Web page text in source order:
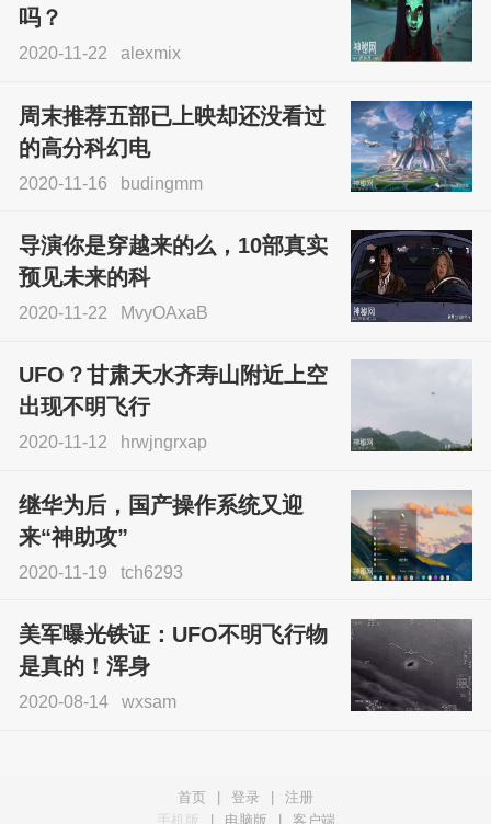
吗？
2020-11-22 alexmix
周末推荐五部已上映却还没看过
的高分科幻电
2020-11-16 budingmm
导演你是穿越来的么，10部真实
预见未来的科
2020-11-22 MvyOAxaB
UFO？甘肃天水齐寿山附近上空
出现不明飞行
2020-11-12 hrwjngrxap
继华为后，国产操作系统又迎
来“神助攻”
2020-11-19 tch6293
美军曝光铁证：UFO不明飞行物
是真的！浑身
2020-08-14 wxsam
首页 登录
注册
手机版
电脑版 客户端